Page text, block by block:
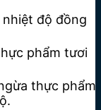
độ đồng
phẩm tươi
thực phẩm